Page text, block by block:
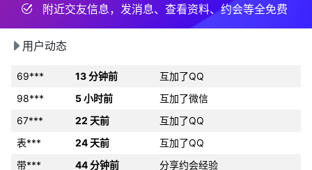
附近交友信息，发消息、查看资料、约会等全免费
用户动态
例***
10 分钟前
发布了cpdd信息
11***
22 小时前
分享约会经验
1t***
69***
13 分钟前
互加了QQ
98***
5 小时前
互加了微信
67***
22 天前
互加了QQ
表***
24 天前
互加了QQ
带***
44 分钟前
分享约会经验